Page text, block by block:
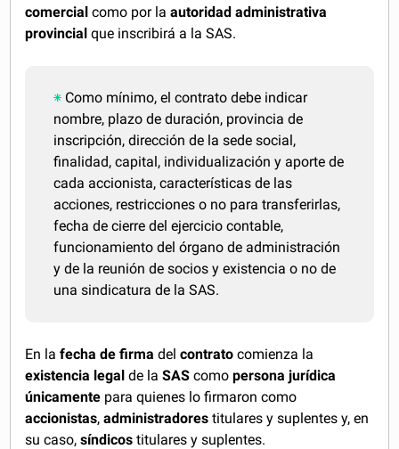
comercial como por laautoridad administrativa
provincial que inscribirá a la SAS.
Como mínimo, el contrato debe indicar
nombre, plazo de duración, provincia de
inscripción, dirección de la sede social,
finalidad, capital, individualización y aporte de
cada accionista, características de las
acciones, restricciones o no para transferirlas,
fecha de cierre del ejercicio contable,
funcionamiento del órgano de administración
y de la reunión de socios y existencia o no de
una sindicatura de la SAS.
En lafecha de firma delcontrato comienza la
existencia legal de laSAS comopersona jurídica
únicamente para quienes lo firmaron como
accionistas,administradores titulares y suplentes y, en
su caso,síndicos titulares y suplentes.